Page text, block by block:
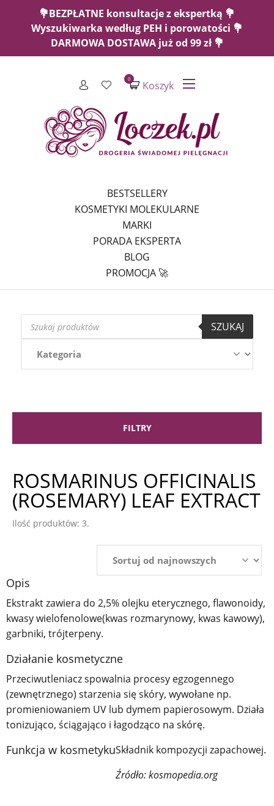
💐BEZPŁATNE konsultacje z ekspertką 💐
Wyszukiwarka według PEH i porowatości 💐
DARMOWA DOSTAWA już od 99 zł 💐
Koszyk
0
BESTSELLERY
KOSMETYKI MOLEKULARNE
MARKI
PORADA EKSPERTA
BLOG
PROMOCJA 🚀
Wyszukiwarka
produktów
SZUKAJ
FILTRY
ROSMARINUS OFFICINALIS
(ROSEMARY) LEAF EXTRACT
Ilość produktów: 3.
Opis
Ekstrakt zawiera do 2,5% olejku eterycznego, flawonoidy,
kwasy wielofenolowe(kwas rozmarynowy, kwas kawowy),
garbniki, trójterpeny.
Działanie kosmetyczne
Przeciwutleniacz spowalnia procesy egzogennego
(zewnętrznego) starzenia się skóry, wywołane np.
promieniowaniem UV lub dymem papierosowym. Działa
tonizująco, ściągająco i łagodząco na skórę.
Funkcja w kosmetykuSkładnik kompozycji zapachowej.
Źródło: kosmopedia.org